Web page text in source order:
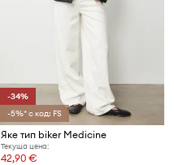
-34%
-5%* с код: FS
Яке тип biker Medicine
Текуща цена:
42,90 €